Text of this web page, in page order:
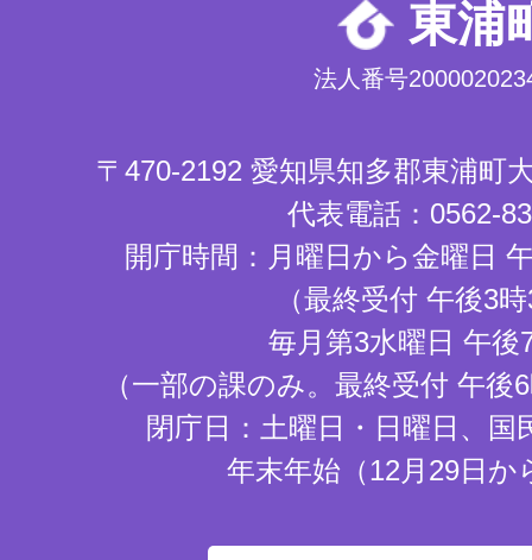
東浦
法人番号
〒470-2192 愛知県知多郡東浦町
代表電話：0562-
開庁時間：月曜日から金曜日
（最終受付 午後3
毎月第3水曜日 午後
（一部の課のみ。最終受付 午
閉庁日：土曜日・日曜日、国
年末年始（12月29日か